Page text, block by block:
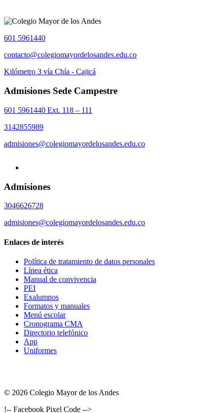
601 5961440
contacto@colegiomayordelosandes.edu.co
Kilómetro 3 vía Chía - Cajicá
Admisiones Sede Campestre
601 5961440 Ext. 118 – 111
3142855989
admisiones@colegiomayordelosandes.edu.co
Admisiones
3046626728
admisiones@colegiomayordelosandes.edu.co
Enlaces de interés
Política de tratamiento de datos personales
Línea ética
Manual de convivencia
PEI
Exalumnos
Formatos y manuales
Menú escolar
Cronograma CMA
Directorio telefónico
App
Uniformes
© 2026 Colegio Mayor de los Andes
!-- Facebook Pixel Code -->